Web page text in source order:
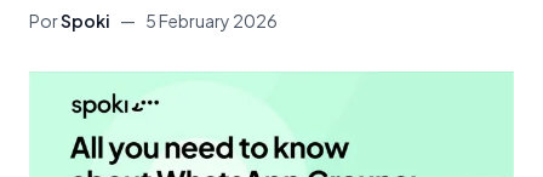
PorSpoki — 5 February 2026